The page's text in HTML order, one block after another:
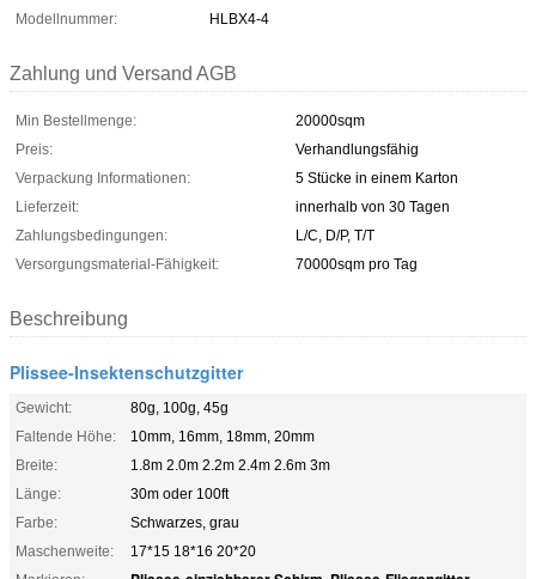
Modellnummer:
HLBX4-4
Zahlung und Versand AGB
Min Bestellmenge:
20000sqm
Preis:
Verhandlungsfähig
Verpackung Informationen:
5 Stücke in einem Karton
Lieferzeit:
innerhalb von 30 Tagen
Zahlungsbedingungen:
L/C, D/P, T/T
Versorgungsmaterial-Fähigkeit:
70000sqm pro Tag
Beschreibung
Plissee-Insektenschutzgitter
Gewicht:
80g, 100g, 45g
Faltende Höhe:
10mm, 16mm, 18mm, 20mm
Breite:
1.8m 2.0m 2.2m 2.4m 2.6m 3m
Länge:
30m oder 100ft
Farbe:
Schwarzes, grau
Maschenweite:
17*15 18*16 20*20